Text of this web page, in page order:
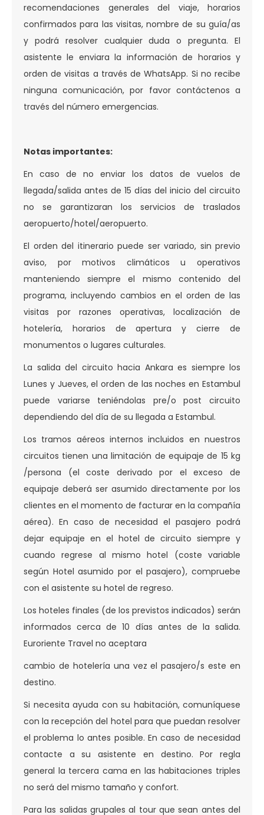
recomendaciones generales del viaje, horarios
confirmados para las visitas, nombre de su guía/as
y podrá resolver cualquier duda o pregunta. El
asistente le enviara la información de horarios y
orden de visitas a través de WhatsApp. Si no recibe
ninguna comunicación, por favor contáctenos a
través del número emergencias.
Notas importantes:
En caso de no enviar los datos de vuelos de
llegada/salida antes de 15 días del inicio del circuito
no se garantizaran los servicios de traslados
aeropuerto/hotel/aeropuerto.
El orden del itinerario puede ser variado, sin previo
aviso, por motivos climáticos u operativos
manteniendo siempre el mismo contenido del
programa, incluyendo cambios en el orden de las
visitas por razones operativas, localización de
hotelería, horarios de apertura y cierre de
monumentos o lugares culturales.
La salida del circuito hacia Ankara es siempre los
Lunes y Jueves, el orden de las noches en Estambul
puede variarse teniéndolas pre/o post circuito
dependiendo del día de su llegada a Estambul.
Los tramos aéreos internos incluidos en nuestros
circuitos tienen una limitación de equipaje de 15 kg
/persona (el coste derivado por el exceso de
equipaje deberá ser asumido directamente por los
clientes en el momento de facturar en la compañía
aérea). En caso de necesidad el pasajero podrá
dejar equipaje en el hotel de circuito siempre y
cuando regrese al mismo hotel (coste variable
según Hotel asumido por el pasajero), compruebe
con el asistente su hotel de regreso.
Los hoteles finales (de los previstos indicados) serán
informados cerca de 10 días antes de la salida.
Euroriente Travel no aceptara
cambio de hotelería una vez el pasajero/s este en
destino.
Si necesita ayuda con su habitación, comuníquese
con la recepción del hotel para que puedan resolver
el problema lo antes posible. En caso de necesidad
contacte a su asistente en destino. Por regla
general la tercera cama en las habitaciones triples
no será del mismo tamaño y confort.
Para las salidas grupales al tour que sean antes del